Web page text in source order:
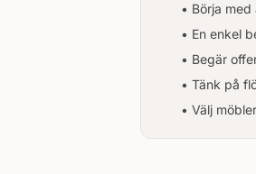
• Börja
• En enkel
• Begär
• Tänk på
• Välj